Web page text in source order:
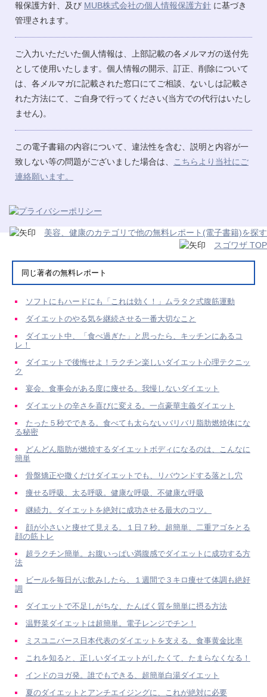
報保護方針、及び MUB株式会社の個人情報保護方針 に基づき
管理されます。
ご入力いただいた個人情報は、上部記載の各メルマガの送付先
として使用いたします。個人情報の開示、訂正、削除について
は、各メルマガに記載された窓口にてご相談、ないしは記載さ
れた方法にて、ご自身で行ってください(当方での代行はいたし
ません)。
この電子書籍の内容について、違法性を含む、説明と内容が一
致しない等の問題がございました場合は、
こちらより当社にご
連絡願います。
美容、健康のカテゴリで他の無料レポート(電子書籍)を探す
スゴワザ TOP
同じ著者の無料レポート
ソフトにもハードにも「これは効く！」ムラタク式腹筋運動
ダイエットのやる気を継続させる一番大切なこと
ダイエット中、「食べ過ぎた」と思ったら、キッチンにあるコ
レ！
ダイエットで後悔せよ！ラクチン楽しいダイエット心理テクニッ
ク
宴会、食事会がある度に痩せる。我慢しないダイエット
ダイエットの辛さを喜びに変える。一点豪華主義ダイエット
たった５秒でできる。食べても太らないバリバリ脂肪燃焼体にな
る秘密
どんどん脂肪が燃焼するダイエットボディになるのは、こんなに
簡単
骨盤矯正や撒くだけダイエットでも、リバウンドする落とし穴
痩せる呼吸、太る呼吸。健康な呼吸、不健康な呼吸
継続力。ダイエットを絶対に成功させる最大のコツ。
顔が小さいと痩せて見える。１日７秒。超簡単、二重アゴをとる
顔の筋トレ
超ラクチン簡単。お腹いっぱい満腹感でダイエットに成功する方
法
ビールを毎日がぶ飲みしたら、１週間で３キロ痩せて体調も絶好
調
ダイエットで不足しがちな、たんぱく質を簡単に摂る方法
温野菜ダイエットは超簡単。電子レンジでチン！
ミスユニバース日本代表のダイエットを支える、食事黄金比率
これを知ると、正しいダイエットがしたくて、たまらなくなる！
インドのヨガ発。誰でもできる、超簡単白湯ダイエット
夏のダイエットとアンチエイジングに、これが絶対に必要